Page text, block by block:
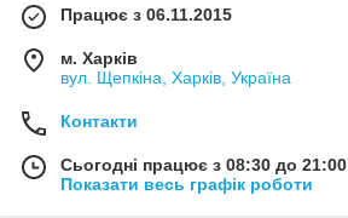
Працює з 06.11.2015
м. Харків
вул. Щепкіна, Харків, Україна
Контакти
Сьогодні працює з 08:30 до 21:00
Показати весь графік роботи